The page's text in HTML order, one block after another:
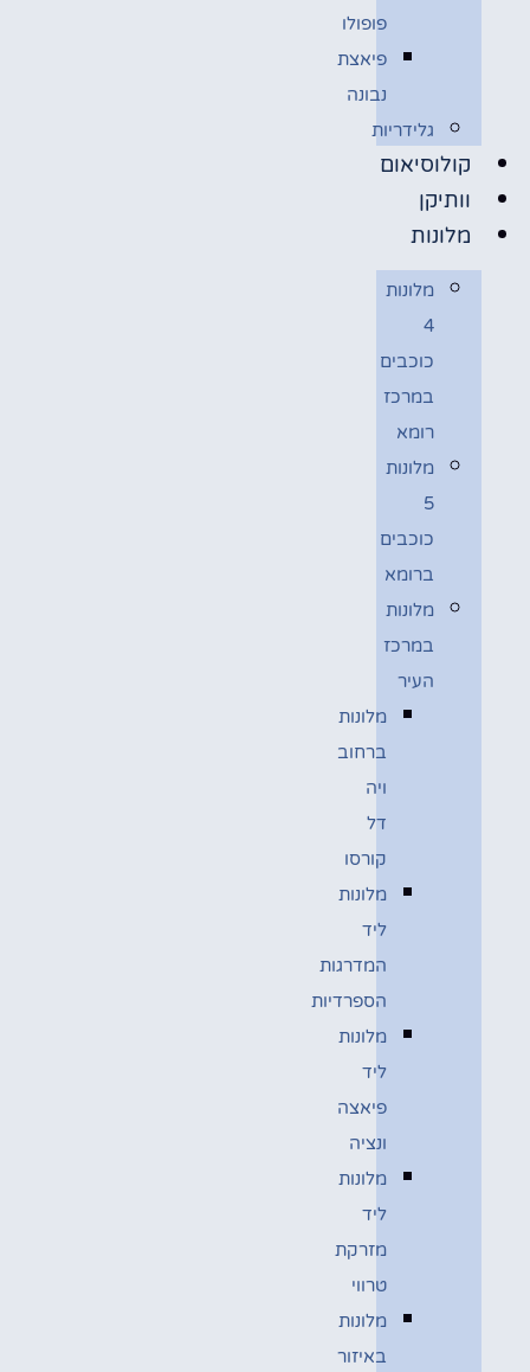
פופולו
פיאצת
נבונה
גלידריות
קולוסיאום
וותיקן
מלונות
מלונות
4
כוכבים
במרכז
רומא
מלונות
5
כוכבים
ברומא
מלונות
במרכז
העיר
מלונות
ברחוב
ויה
דל
קורסו
מלונות
ליד
המדרגות
הספרדיות
מלונות
ליד
פיאצה
ונציה
מלונות
ליד
מזרקת
טרווי
מלונות
באיזור